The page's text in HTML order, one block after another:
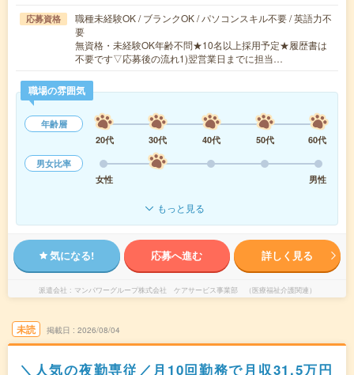
応募資格
職種未経験OK / ブランクOK / パソコンスキル不要 / 英語力不
要
無資格・未経験OK年齢不問★10名以上採用予定★履歴書は
不要です▽応募後の流れ1)翌営業日までに担当…
職場の雰囲気
年齢層
20代
30代 40代 50代
60代
男女比率
女性
男性
もっと見る
気になる! 応募へ進む 詳しく見る
派遣会社 マンパワーグループ株式会社 ケアサービス事業部 （医療福祉介護関連）
未読 掲載日 2026/08/04
＼人気の夜勤専従／月10回勤務で月収31.5万円